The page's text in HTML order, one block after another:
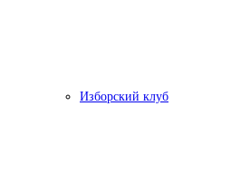
Изборский клуб